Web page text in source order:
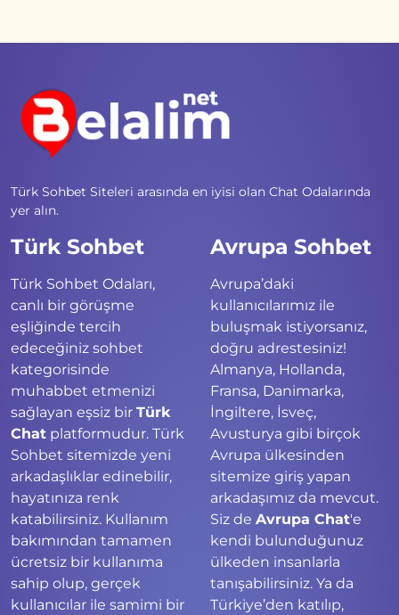
Türk Sohbet Siteleri arasında en iyisi olan Chat Odalarında
yer alın.
Türk Sohbet
Türk Sohbet Odaları,
canlı bir görüşme
eşliğinde tercih
edeceğiniz sohbet
kategorisinde
muhabbet etmenizi
sağlayan eşsiz bir Türk
Chat platformudur. Türk
Sohbet sitemizde yeni
arkadaşlıklar edinebilir,
hayatınıza renk
katabilirsiniz. Kullanım
bakımından tamamen
ücretsiz bir kullanıma
sahip olup, gerçek
kullanıcılar ile samimi bir
Avrupa Sohbet
Avrupa’daki
kullanıcılarımız ile
buluşmak istiyorsanız,
doğru adrestesiniz!
Almanya, Hollanda,
Fransa, Danimarka,
İngiltere, İsveç,
Avusturya gibi birçok
Avrupa ülkesinden
sitemize giriş yapan
arkadaşımız da mevcut.
Siz de Avrupa Chat'e
kendi bulunduğunuz
ülkeden insanlarla
tanışabilirsiniz. Ya da
Türkiye’den katılıp,